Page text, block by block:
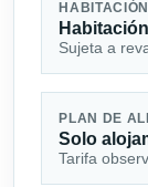
Sujeta a
PLAN DE
Solo
Tarifa